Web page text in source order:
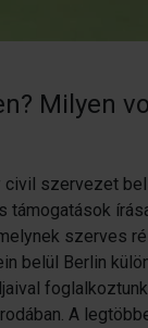
Milyen
civil szervezet
támogatások
szerves
belül Berlin
A